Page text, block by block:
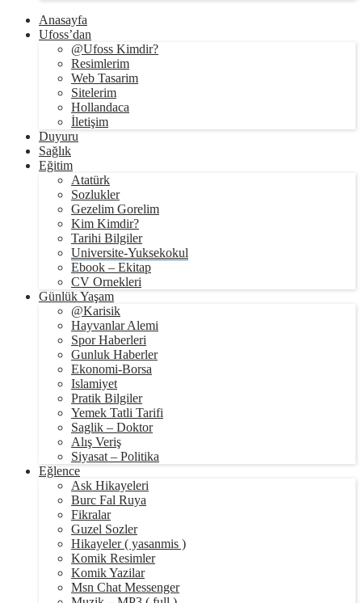
Anasayfa
Ufoss’dan
@Ufoss Kimdir?
Resimlerim
Web Tasarim
Sitelerim
Hollandaca
İletişim
Duyuru
Sağlık
Eğitim
Atatürk
Sozlukler
Gezelim Gorelim
Kim Kimdir?
Tarihi Bilgiler
Universite-Yuksekokul
Ebook – Ekitap
CV Ornekleri
Günlük Yaşam
@Karisik
Hayvanlar Alemi
Spor Haberleri
Gunluk Haberler
Ekonomi-Borsa
Islamiyet
Pratik Bilgiler
Yemek Tatli Tarifi
Saglik – Doktor
Alış Veriş
Siyasat – Politika
Eğlence
Ask Hikayeleri
Burc Fal Ruya
Fikralar
Guzel Sozler
Hikayeler ( yasanmis )
Komik Resimler
Komik Yazilar
Msn Chat Messenger